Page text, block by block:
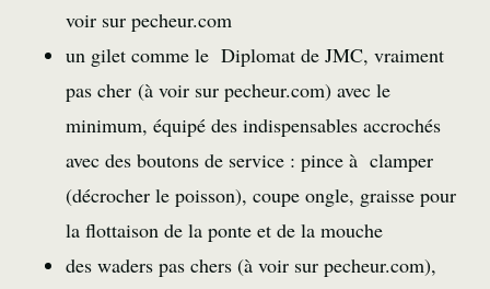
voir sur pecheur.com
un gilet comme le Diplomat de JMC, vraiment
pas cher (à voir sur pecheur.com) avec le
minimum, équipé des indispensables accrochés
avec des boutons de service : pince à clamper
(décrocher le poisson), coupe ongle, graisse pour
la flottaison de la ponte et de la mouche
des waders pas chers (à voir sur pecheur.com),